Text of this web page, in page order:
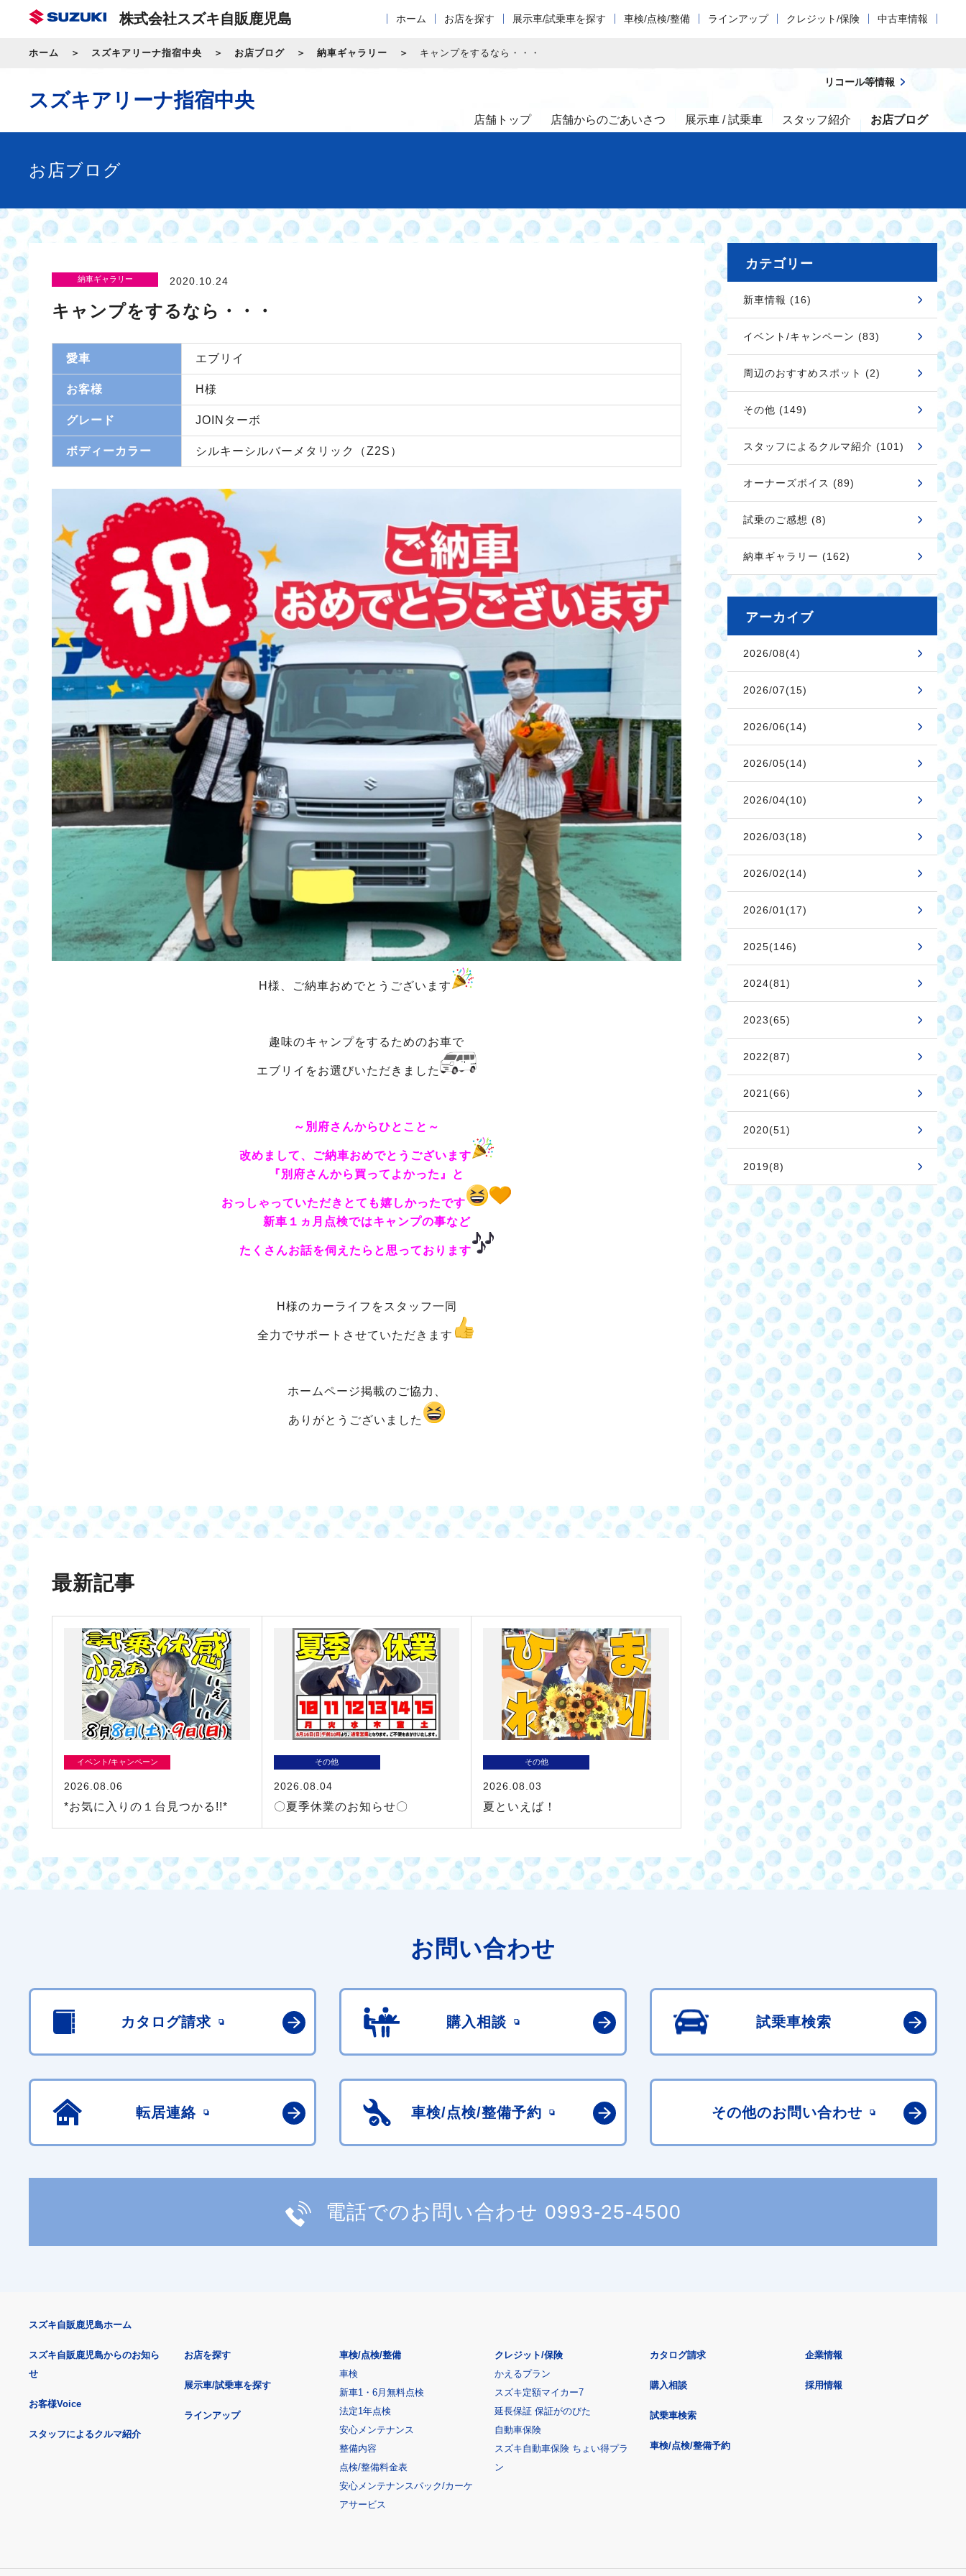
株式会社スズキ自販鹿児島 ホーム お店を探す 展示車/試乗車を探す 車検/点検/整備 ラインアップ クレジット/保険 中古車情報
ホーム スズキアリーナ指宿中央 お店ブログ 納車ギャラリー キャンプをするなら・・・
スズキアリーナ指宿中央
店舗トップ 店舗からのごあいさつ 展示車 / 試乗車 スタッフ紹介 お店ブログ
リコール等情報
お店ブログ
納車ギャラリー 2020.10.24
キャンプをするなら・・・
愛車 エブリイ
お客様 H様
グレード JOINターボ
ボディーカラー シルキーシルバーメタリック（Z2S）
H様、ご納車おめでとうございます
趣味のキャンプをするためのお車で
エブリイをお選びいただきました
～別府さんからひとこと～
改めまして、ご納車おめでとうございます
『別府さんから買ってよかった』と
おっしゃっていただきとても嬉しかったです
新車１ヵ月点検ではキャンプの事など
たくさんお話を伺えたらと思っております
H様のカーライフをスタッフ一同
全力でサポートさせていただきます
ホームページ掲載のご協力、
ありがとうございました
最新記事
イベント/キャンペーン
2026.08.06
*お気に入りの１台見つかる!!*
その他
2026.08.04
〇夏季休業のお知らせ〇
その他
2026.08.03
夏といえば！
カテゴリー
新車情報 (16)
イベント/キャンペーン (83)
周辺のおすすめスポット (2)
その他 (149)
スタッフによるクルマ紹介 (101)
オーナーズボイス (89)
試乗のご感想 (8)
納車ギャラリー (162)
アーカイブ
2026/08(4)
2026/07(15)
2026/06(14)
2026/05(14)
2026/04(10)
2026/03(18)
2026/02(14)
2026/01(17)
2025(146)
2024(81)
2023(65)
2022(87)
2021(66)
2020(51)
2019(8)
お問い合わせ
カタログ請求 購入相談 試乗車検索
転居連絡 車検/点検/整備予約 その他のお問い合わせ
電話でのお問い合わせ 0993-25-4500
スズキ自販鹿児島ホーム
スズキ自販鹿児島からのお知ら
せ
お客様Voice
スタッフによるクルマ紹介
お店を探す
展示車/試乗車を探す
ラインアップ
車検/点検/整備
車検
新車1・6月無料点検
法定1年点検
安心メンテナンス
整備内容
点検/整備料金表
安心メンテナンスパック/カーケ
アサービス
クレジット/保険
かえるプラン
スズキ定額マイカー7
延長保証 保証がのびた
自動車保険
スズキ自動車保険 ちょい得プラ
ン
カタログ請求
購入相談
試乗車検索
車検/点検/整備予約
企業情報
採用情報